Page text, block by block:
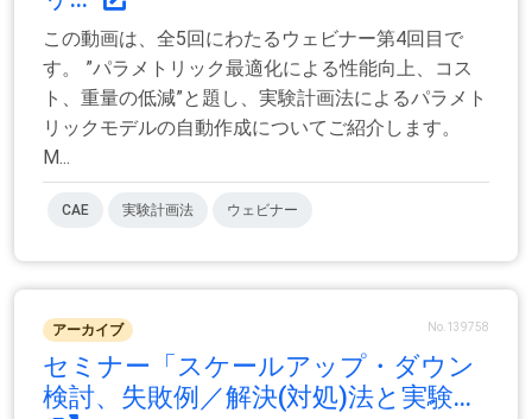
この動画は、全5回にわたるウェビナー第4回目で
す。 ”パラメトリック最適化による性能向上、コス
ト、重量の低減”と題し、実験計画法によるパラメト
リックモデルの自動作成についてご紹介します。
M...
CAE 実験計画法 ウェビナー
アーカイブ No.139758
セミナー「スケールアップ・ダウン
検討、失敗例／解決(対処)法と実験...